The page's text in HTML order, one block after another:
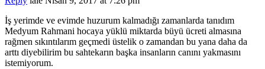
İş yerimde ve evimde huzurum kalmadığı zamanlarda tanıdım
Medyum Rahmani hocaya yüklü miktarda büyü ücreti almasına
rağmen sıkıntılarım geçmedi üstelik o zamandan bu yana daha da
arttı diyebilirim bu sahtekarın başka insanların canını yakmasını
istemiyorum.